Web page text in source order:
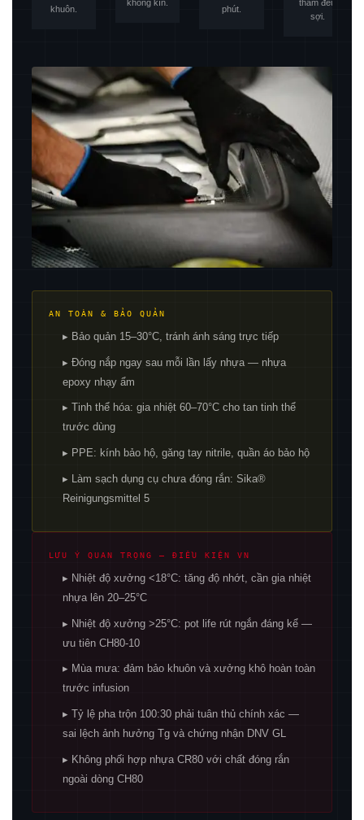
khuôn.
không kín.
phút.
thấm đều
sợi.
AN TOÀN & BẢO QUẢN
▸ Bảo quản 15–30°C, tránh ánh sáng trực tiếp
▸ Đóng nắp ngay sau mỗi lần lấy nhựa — nhựa
epoxy nhạy ẩm
▸ Tinh thể hóa: gia nhiệt 60–70°C cho tan tinh thể
trước dùng
▸ PPE: kính bảo hộ, găng tay nitrile, quần áo bảo hộ
▸ Làm sạch dụng cụ chưa đóng rắn: Sika®
Reinigungsmittel 5
LƯU Ý QUAN TRỌNG — ĐIỀU KIỆN VN
▸ Nhiệt độ xưởng <18°C: tăng độ nhớt, cần gia nhiệt
nhựa lên 20–25°C
▸ Nhiệt độ xưởng >25°C: pot life rút ngắn đáng kể —
ưu tiên CH80-10
▸ Mùa mưa: đảm bảo khuôn và xưởng khô hoàn toàn
trước infusion
▸ Tỷ lệ pha trộn 100:30 phải tuân thủ chính xác —
sai lệch ảnh hưởng Tg và chứng nhận DNV GL
▸ Không phối hợp nhựa CR80 với chất đóng rắn
ngoài dòng CH80